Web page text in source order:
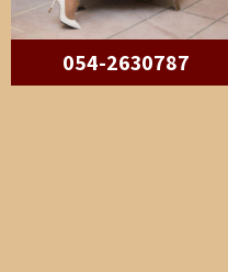
054-2630787